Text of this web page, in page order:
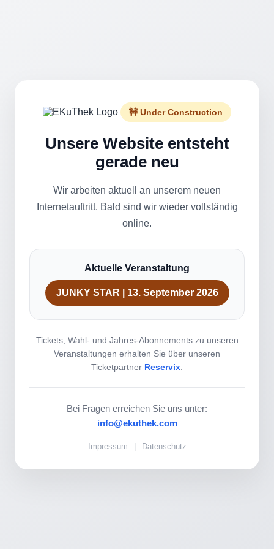
🚧 Under Construction
Unsere Website entsteht
gerade neu
Wir arbeiten aktuell an unserem neuen
Internetauftritt. Bald sind wir wieder vollständig
online.
Aktuelle Veranstaltung
JUNKY STAR | 13. September 2026
Tickets, Wahl- und Jahres-Abonnements zu unseren
Veranstaltungen erhalten Sie über unseren
Ticketpartner Reservix
Bei Fragen erreichen Sie uns unter:
info@ekuthek.com
Impressum | Datenschutz